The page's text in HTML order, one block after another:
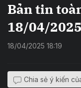
Bản tin
18/04/2025
18/04/2025 18:19
Chia sẻ ý kiến